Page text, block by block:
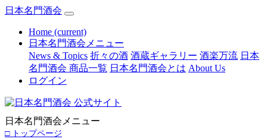
日本名門酒会
Home (current)
日本名門酒会メニュー
News & Topics 折々の酒 酒蔵ギャラリー 酒楽万流 日本
名門酒会 商品一覧 日本名門酒会とは About Us
ログイン
日本名門酒会メニュー
□ トップページ